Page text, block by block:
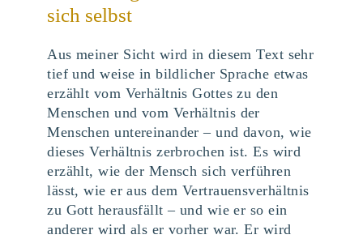
sich selbst
Aus meiner Sicht wird in diesem Text sehr
tief und weise in bildlicher Sprache etwas
erzählt vom Verhältnis Gottes zu den
Menschen und vom Verhältnis der
Menschen untereinander – und davon, wie
dieses Verhältnis zerbrochen ist. Es wird
erzählt, wie der Mensch sich verführen
lässt, wie er aus dem Vertrauensverhältnis
zu Gott herausfällt – und wie er so ein
anderer wird als er vorher war. Er wird